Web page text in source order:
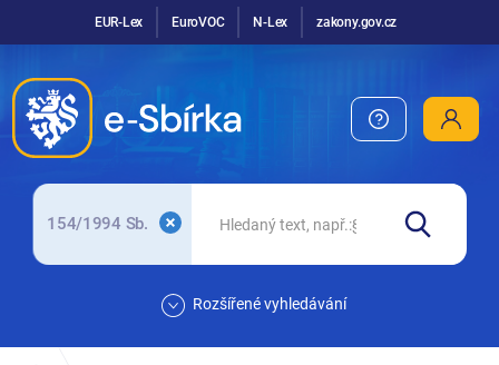
EUR-Lex EuroVOC N-Lex zakony.gov.cz
154/1994 Sb.
Rozšířené vyhledávání